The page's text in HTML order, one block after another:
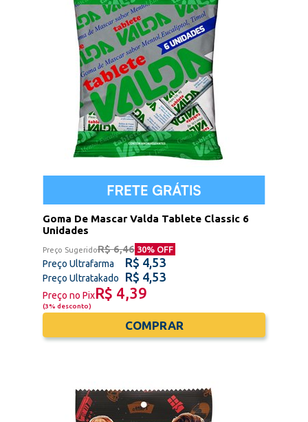
Goma De Mascar Valda Tablete Classic 6
Unidades
Preço SugeridoR$ 6,46 30% OFF
Preço Ultrafarma R$ 4,53
Preço Ultratakado R$ 4,53
Preço no PixR$ 4,39
(3% desconto)
COMPRAR